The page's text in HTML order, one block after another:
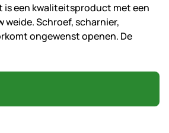
is een kwaliteitsproduct met een
Schroef, scharnier,
ongewenst openen. De